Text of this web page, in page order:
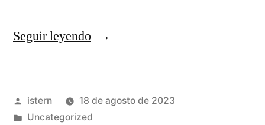
Seguir leyendo«tienda
futbol»
Publicado
por
istern
18 de agosto de 2023
Publicado
Uncategorized